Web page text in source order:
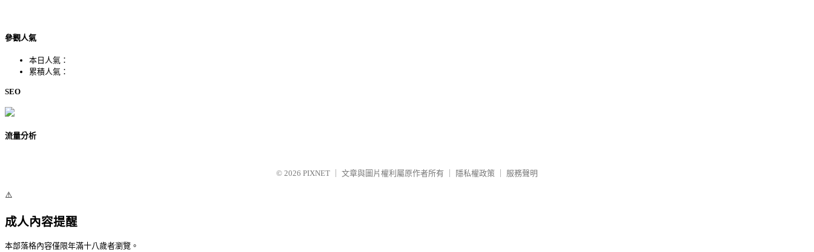
參觀人氣
本日人氣：
累積人氣：
SEO
流量分析
© 2026 PIXNET 文章與圖片權利屬原作者所有 隱私權政策 服務聲明
⚠️
成人內容提醒
本部落格內容僅限年滿十八歲者瀏覽。